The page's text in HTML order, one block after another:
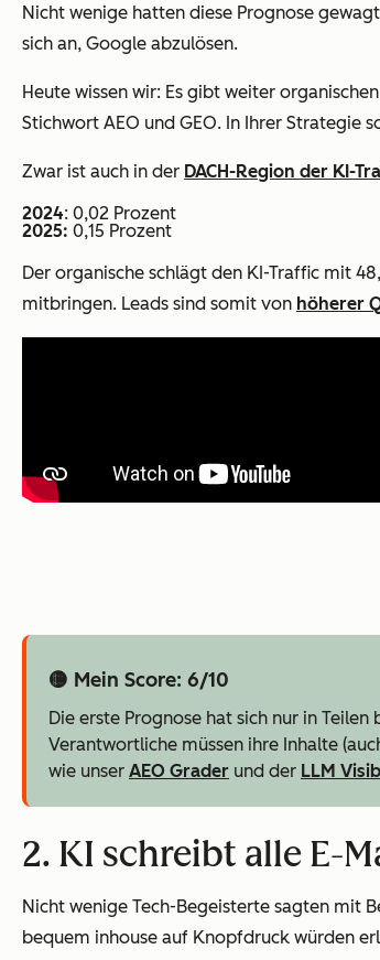
Nicht wenige hatten diese Prognose
sich an, Google abzulösen.
Heute wissen wir: Es gibt weiter
Stichwort AEO und GEO. In Ihrer Strategie
Zwar ist auch in der DACH-Region der KI-
2024: 0,02 Prozent
2025: 0,15 Prozent
Der organische schlägt den KI-Traffic mit
mitbringen. Leads sind somit von höherer
🟡 Mein Score: 6/10
Die erste Prognose hat sich nur in
Verantwortliche müssen ihre Inhalte
wie unser AEO Grader und der LLM
2. KI schreibt alle E-
Nicht wenige Tech-Begeisterte sagten mit
bequem inhouse auf Knopfdruck würden